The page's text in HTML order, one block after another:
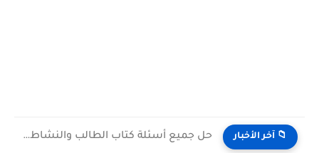
📁 آخر الأخبار حل جميع أسئلة كتاب الطالب والنشاط في الاحياء للصف العاشر...